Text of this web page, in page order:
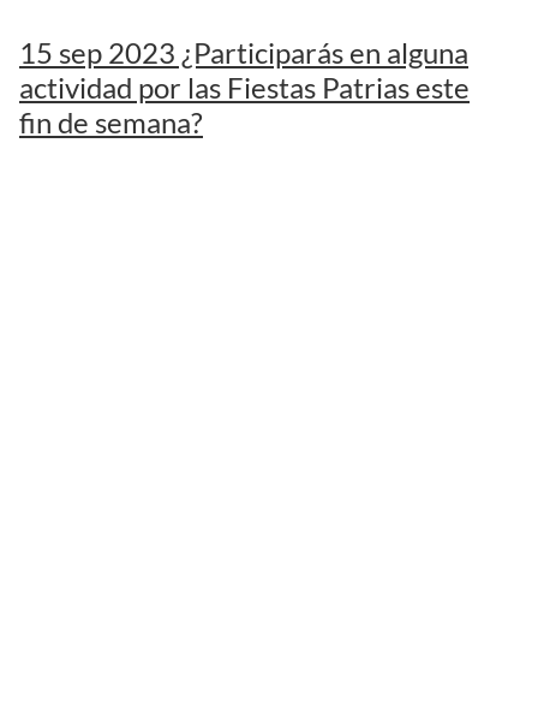
15 sep 2023 ¿Participarás en alguna
actividad por las Fiestas Patrias este
fin de semana?